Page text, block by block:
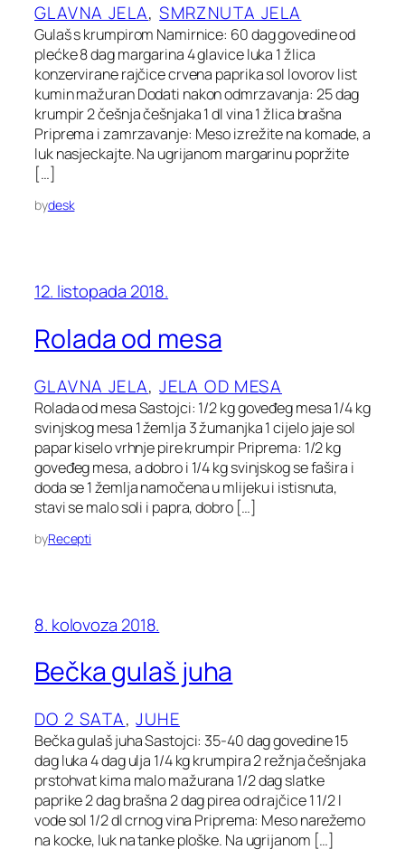
GLAVNA JELA, SMRZNUTA JELA
Gulaš s krumpirom Namirnice: 60 dag govedine od
plećke 8 dag margarina 4 glavice luka 1 žlica
konzervirane rajčice crvena paprika sol lovorov list
kumin mažuran Dodati nakon odmrzavanja: 25 dag
krumpir 2 češnja češnjaka 1 dl vina 1 žlica brašna
Priprema i zamrzavanje: Meso izrežite na komade, a
luk nasjeckajte. Na ugrijanom margarinu popržite
[…]
bydesk
12. listopada 2018.
Rolada od mesa
GLAVNA JELA, JELA OD MESA
Rolada od mesa Sastojci: 1/2 kg goveđeg mesa 1/4 kg
svinjskog mesa 1 žemlja 3 žumanjka 1 cijelo jaje sol
papar kiselo vrhnje pire krumpir Priprema: 1/2 kg
goveđeg mesa, a dobro i 1/4 kg svinjskog se fašira i
doda se 1 žemlja namočena u mlijeku i istisnuta,
stavi se malo soli i papra, dobro […]
byRecepti
8. kolovoza 2018.
Bečka gulaš juha
DO 2 SATA, JUHE
Bečka gulaš juha Sastojci: 35-40 dag govedine 15
dag luka 4 dag ulja 1/4 kg krumpira 2 režnja češnjaka
prstohvat kima malo mažurana 1/2 dag slatke
paprike 2 dag brašna 2 dag pirea od rajčice 1 1/2 l
vode sol 1/2 dl crnog vina Priprema: Meso narežemo
na kocke, luk na tanke ploške. Na ugrijanom […]